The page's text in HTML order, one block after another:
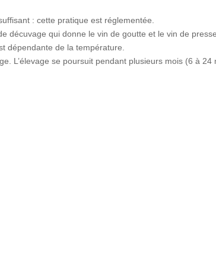
: cette pratique est réglementée.
décuvage qui donne le vin de goutte et le vin de presse.
dépendante de la température.
L’élevage se poursuit pendant plusieurs mois (6 à